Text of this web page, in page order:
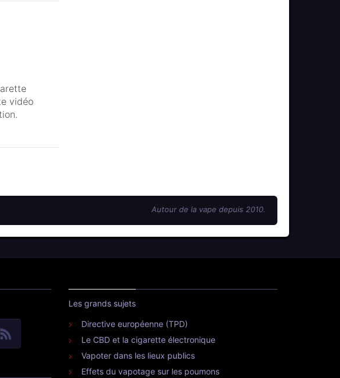
vidéo
Autour de la vape depuis 2010.
Les grands sujets
Directive européenne (TPD)
Le CBD et la cigarette électronique
Vapoter dans les lieux publics
Effets du vapotage sur les poumons